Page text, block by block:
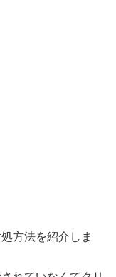
方法を紹介しま